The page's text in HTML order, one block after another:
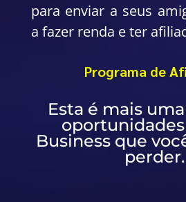
para enviar a seus
a fazer renda e ter
Programa de
Esta é mais
oportunidades
Business que
perder.